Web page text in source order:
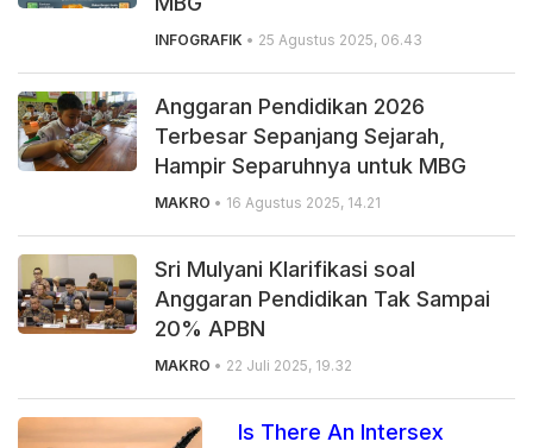
INFOGRAFIK • 25 Agustus 2025, 06.43
Anggaran Pendidikan 2026
Terbesar Sepanjang Sejarah,
Hampir Separuhnya untuk MBG
MAKRO • 16 Agustus 2025, 14.21
Sri Mulyani Klarifikasi soal
Anggaran Pendidikan Tak Sampai
20% APBN
MAKRO • 22 Juli 2025, 19.32
Is There An Intersex